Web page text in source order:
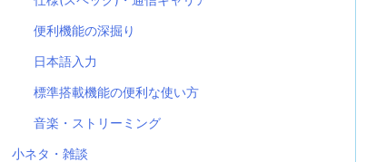
便利機能の深掘り
日本語入力
標準搭載機能の便利な使い方
音楽・ストリーミング
小ネタ・雑談